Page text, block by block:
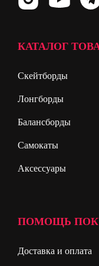
КАТАЛОГ
Скейтборды
Лонгборды
Балансборды
Самокаты
Аксессуары
ПОМОЩЬ
Доставка и оплата